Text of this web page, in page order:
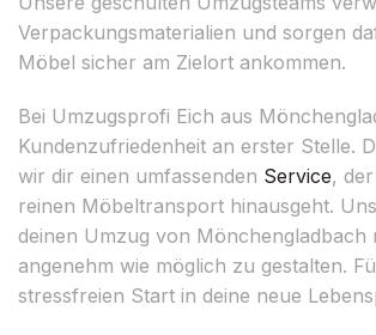
Verpackungsmaterialien und sorgen
Möbel sicher am Zielort ankommen.
Bei Umzugsprofi Eich aus
Kundenzufriedenheit an erster Stelle.
wir dir einen umfassenden Service,
reinen Möbeltransport hinausgeht.
deinen Umzug von Mönchengladbach
angenehm wie möglich zu gestalten.
stressfreien Start in deine neue